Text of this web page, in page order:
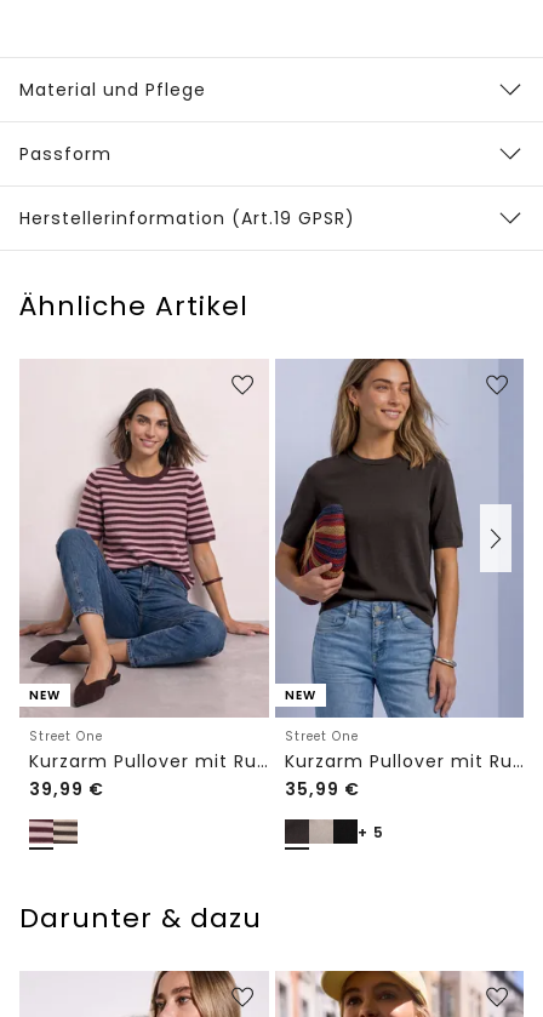
Material und Pflege
Passform
Herstellerinformation (Art.19 GPSR)
Ähnliche Artikel
NEW
Street One
Kurzarm Pullover mit Rundhals und Streifen
39,99 €
NEW
Street One
Kurzarm Pullover mit Rundhals in Unifarbe
35,99 €
+ 5
Darunter & dazu